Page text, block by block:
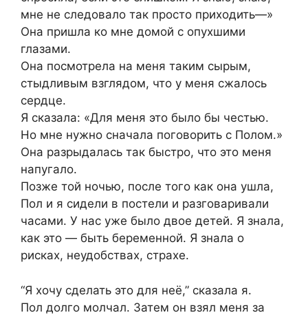
мне не следовало так просто приходить—»
Она пришла ко мне домой с опухшими
глазами.
Она посмотрела на меня таким сырым,
стыдливым взглядом, что у меня сжалось
сердце.
Я сказала: «Для меня это было бы честью.
Но мне нужно сначала поговорить с Полом.»
Она разрыдалась так быстро, что это меня
напугало.
Позже той ночью, после того как она ушла,
Пол и я сидели в постели и разговаривали
часами. У нас уже было двое детей. Я знала,
как это — быть беременной. Я знала о
рисках, неудобствах, страхе.
“Я хочу сделать это для неё,” сказала я.
Пол долго молчал. Затем он взял меня за